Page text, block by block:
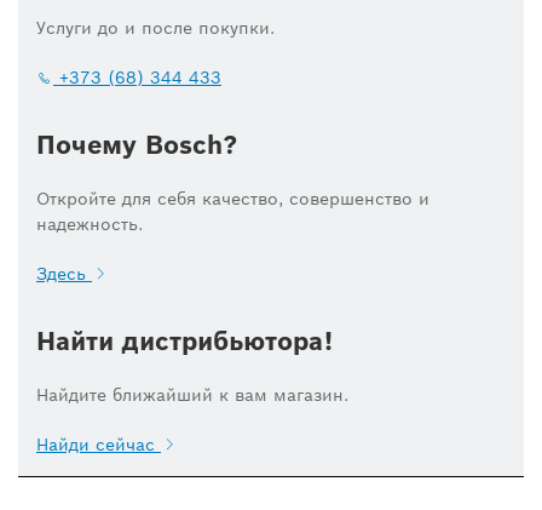
Услуги до и после покупки.
+373 (68) 344 433
Почему Bosch?
Откройте для себя качество, совершенство и
надежность.
Здесь
Найти дистрибьютора!
Найдите ближайший к вам магазин.
Найди сейчас